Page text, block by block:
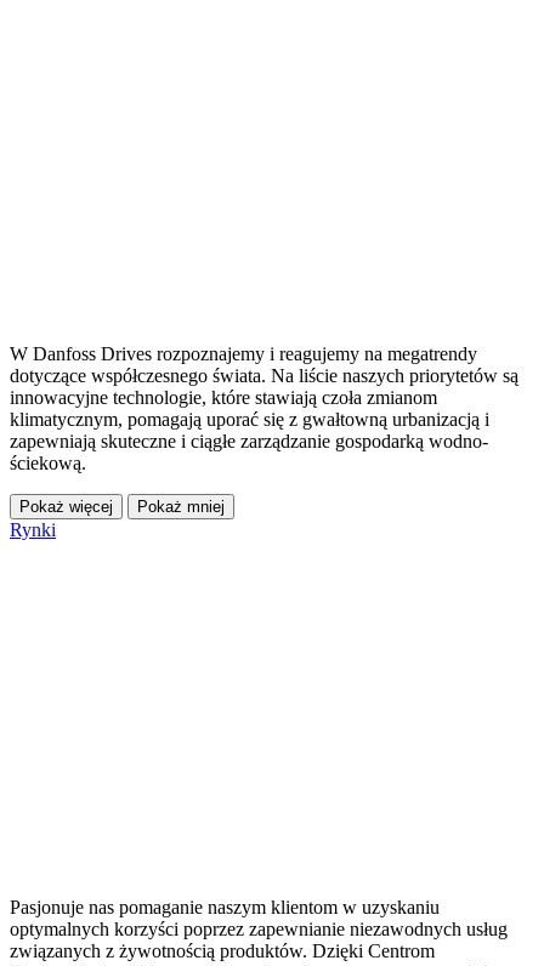
W Danfoss Drives rozpoznajemy i reagujemy na megatrendy
dotyczące współczesnego świata. Na liście naszych priorytetów są
innowacyjne technologie, które stawiają czoła zmianom
klimatycznym, pomagają uporać się z gwałtowną urbanizacją i
zapewniają skuteczne i ciągłe zarządzanie gospodarką wodno-
ściekową.
Pokaż więcej Pokaż mniej
Rynki
Pasjonuje nas pomaganie naszym klientom w uzyskaniu
optymalnych korzyści poprzez zapewnianie niezawodnych usług
związanych z żywotnością produktów. Dzięki Centrom